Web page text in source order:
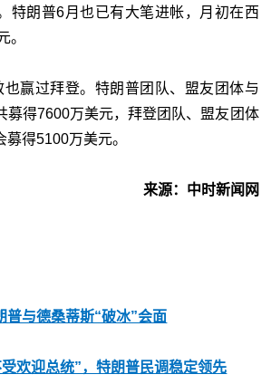
特朗普6月也已有大笔进帐，月初在西
。
赢过拜登。特朗普团队、盟友团体与
募得7600万美元，拜登团队、盟友团体
得5100万美元。
来源：中时新闻网
普与德桑蒂斯“破冰”会面
欢迎总统”，特朗普民调稳定领先